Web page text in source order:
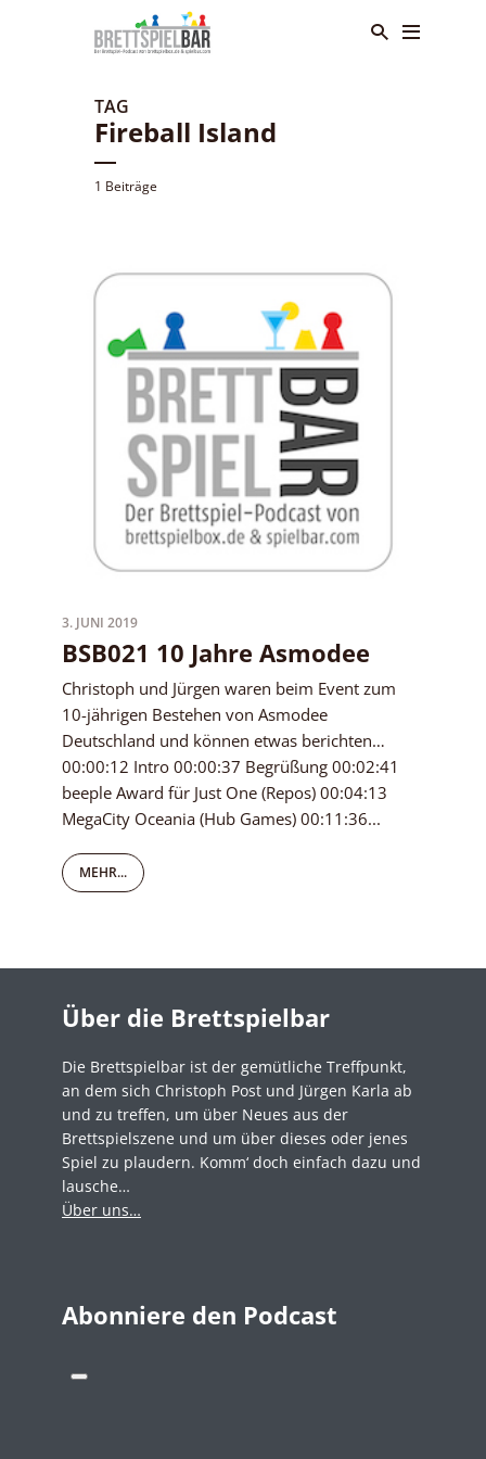
TAG
Fireball Island
1 Beiträge
3. JUNI 2019
BSB021 10 Jahre Asmodee
Christoph und Jürgen waren beim Event zum
10-jährigen Bestehen von Asmodee
Deutschland und können etwas berichten…
00:00:12 Intro 00:00:37 Begrüßung 00:02:41
beeple Award für Just One (Repos) 00:04:13
MegaCity Oceania (Hub Games) 00:11:36...
MEHR...
Über die Brettspielbar
Die Brettspielbar ist der gemütliche Treffpunkt,
an dem sich Christoph Post und Jürgen Karla ab
und zu treffen, um über Neues aus der
Brettspielszene und um über dieses oder jenes
Spiel zu plaudern. Komm‘ doch einfach dazu und
lausche…
Über uns…
Abonniere den Podcast